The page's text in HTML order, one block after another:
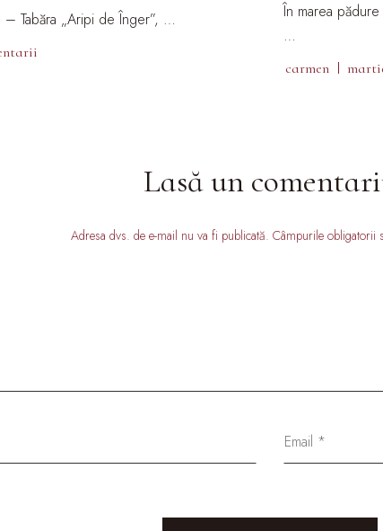
Tabăra „Aripi de Înger”, …
În marea
…
carmen
Lasă un
Adresa dvs. de e-mail nu va fi publicată. Câmpurile obligatorii